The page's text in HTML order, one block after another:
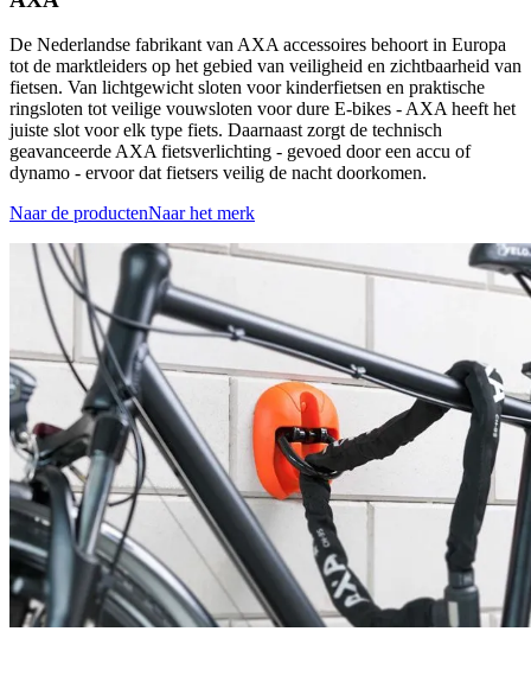
De Nederlandse fabrikant van AXA accessoires behoort in Europa
tot de marktleiders op het gebied van veiligheid en zichtbaarheid van
fietsen. Van lichtgewicht sloten voor kinderfietsen en praktische
ringsloten tot veilige vouwsloten voor dure E-bikes - AXA heeft het
juiste slot voor elk type fiets. Daarnaast zorgt de technisch
geavanceerde AXA fietsverlichting - gevoed door een accu of
dynamo - ervoor dat fietsers veilig de nacht doorkomen.
Naar de productenNaar het merk